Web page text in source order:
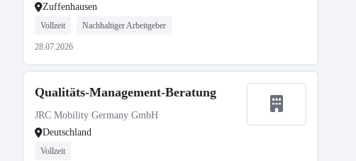
Zuffenhausen
Vollzeit Nachhaltiger Arbeitgeber
28.07.2026
Qualitäts-Management-Beratung
JRC Mobility Germany GmbH
Deutschland
Vollzeit